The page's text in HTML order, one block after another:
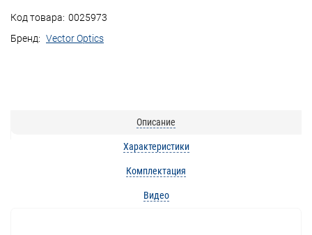
Код товара: 0025973
Бренд: Vector Optics
Описание
Характеристики
Комплектация
Видео